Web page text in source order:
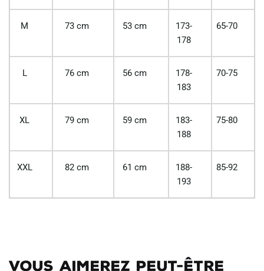
M 73 cm 53 cm
173-
178
65-70
L 76 cm 56 cm
178-
183
70-75
XL 79 cm 59 cm
183-
188
75-80
XXL 82 cm 61 cm
188-
193
85-92
Vous aimerez peut-être